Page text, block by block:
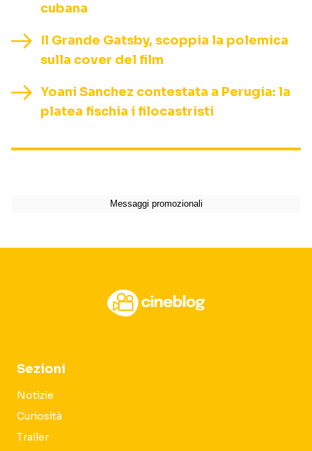
cubana
Il Grande Gatsby, scoppia la polemica
sulla cover del film
Yoani Sanchez contestata a Perugia: la
platea fischia i filocastristi
Sezioni
Notizie
Curiosità
Trailer